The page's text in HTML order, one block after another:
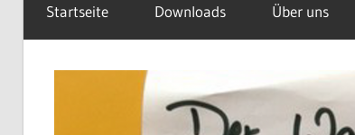
Startseite Downloads Über uns